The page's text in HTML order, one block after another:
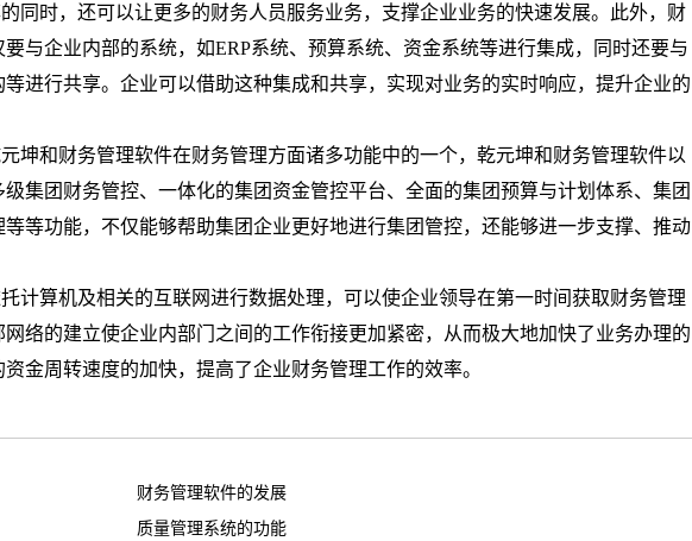
同时，还可以让更多的财务人员服务业务，支撑企业业务的快速发展。此外，财
与企业内部的系统，如ERP系统、预算系统、资金系统等进行集成，同时还要与
进行共享。企业可以借助这种集成和共享，实现对业务的实时响应，提升企业的
坤和财务管理软件在财务管理方面诸多功能中的一个，乾元坤和财务管理软件以
集团财务管控、一体化的集团资金管控平台、全面的集团预算与计划体系、集团
等功能，不仅能够帮助集团企业更好地进行集团管控，还能够进一步支撑、推动
计算机及相关的互联网进行数据处理，可以使企业领导在第一时间获取财务管理
络的建立使企业内部门之间的工作衔接更加紧密，从而极大地加快了业务办理的
金周转速度的加快，提高了企业财务管理工作的效率。
财务管理软件的发展
质量管理系统的功能